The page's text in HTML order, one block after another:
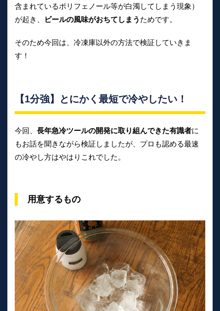
含まれているポリフェノール等が白濁してしまう現象）
が起き、
ビールの風味がおちてしまう ためです。
そのため今回は、冷凍庫以外の方法で検証していきま
す！
【1分強】とにかく最短で冷やしたい！
今回、 長年急冷ツールの開発に取り組んできた有識者に
もお話を聞きながら検証しましたが、プロも認める最速
の冷やし方はやはりこれでした。
用意するもの